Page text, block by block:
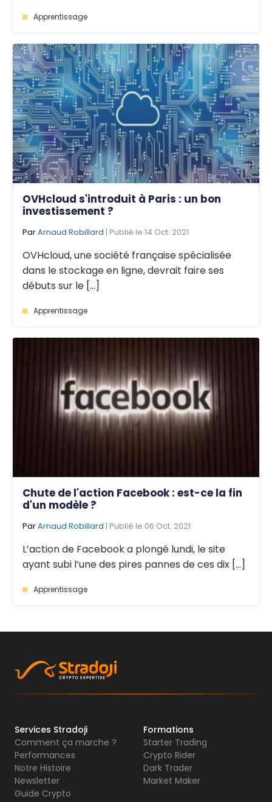
Apprentissage
OVHcloud s'introduit à Paris : un bon
investissement ?
ParArnaud Robillard | Publié le 14 Oct. 2021
OVHcloud, une société française spécialisée
dans le stockage en ligne, devrait faire ses
débuts sur le [...]
Apprentissage
Chute de l'action Facebook : est-ce la fin
d'un modèle ?
ParArnaud Robillard | Publié le 06 Oct. 2021
L’action de Facebook a plongé lundi, le site
ayant subi l’une des pires pannes de ces dix [...]
Apprentissage
Services Stradoji
Comment ça marche ?
Performances
Notre Histoire
Newsletter
Guide Crypto
Formations
Starter Trading
Crypto Rider
Dark Trader
Market Maker